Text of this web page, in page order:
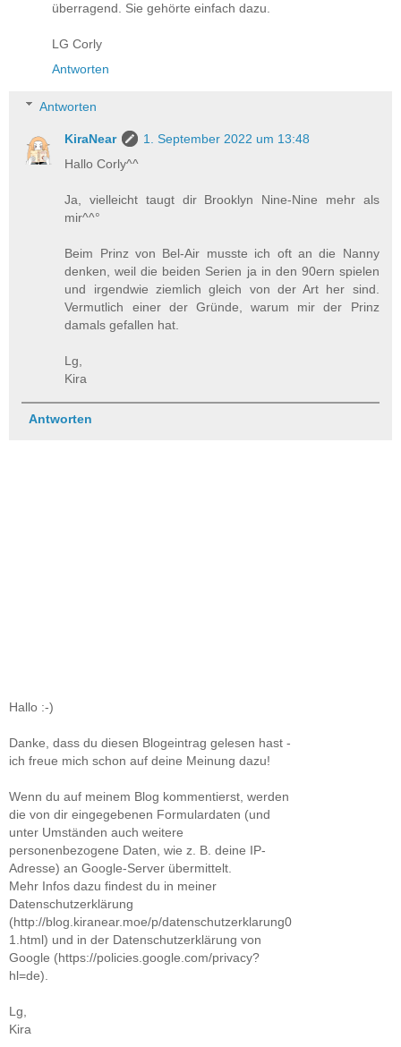
überragend. Sie gehörte einfach dazu.
LG Corly
Antworten
Antworten
KiraNear
1. September 2022 um 13:48
Hallo Corly^^
Ja, vielleicht taugt dir Brooklyn Nine-Nine mehr als
mir^^°
Beim Prinz von Bel-Air musste ich oft an die Nanny
denken, weil die beiden Serien ja in den 90ern spielen
und irgendwie ziemlich gleich von der Art her sind.
Vermutlich einer der Gründe, warum mir der Prinz
damals gefallen hat.
Lg,
Kira
Antworten
Hallo :-)
Danke, dass du diesen Blogeintrag gelesen hast -
ich freue mich schon auf deine Meinung dazu!
Wenn du auf meinem Blog kommentierst, werden
die von dir eingegebenen Formulardaten (und
unter Umständen auch weitere
personenbezogene Daten, wie z. B. deine IP-
Adresse) an Google-Server übermittelt.
Mehr Infos dazu findest du in meiner
Datenschutzerklärung
(http://blog.kiranear.moe/p/datenschutzerklarung0
1.html) und in der Datenschutzerklärung von
Google (https://policies.google.com/privacy?
hl=de).
Lg,
Kira